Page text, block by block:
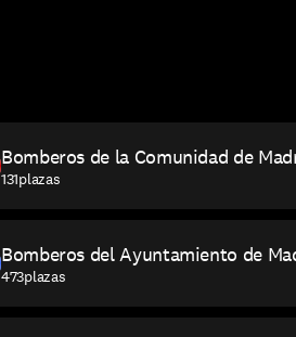
Bomberos de la Comunidad de
131plazas
Bomberos del Ayuntamiento de
473plazas